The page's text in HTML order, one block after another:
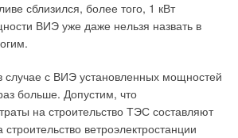
сблизился, более того, 1 кВт
ВИЭ уже даже нельзя назвать в
случае с ВИЭ установленных мощностей
больше. Допустим, что
на строительство ТЭС составляют
ветроэлектростанции